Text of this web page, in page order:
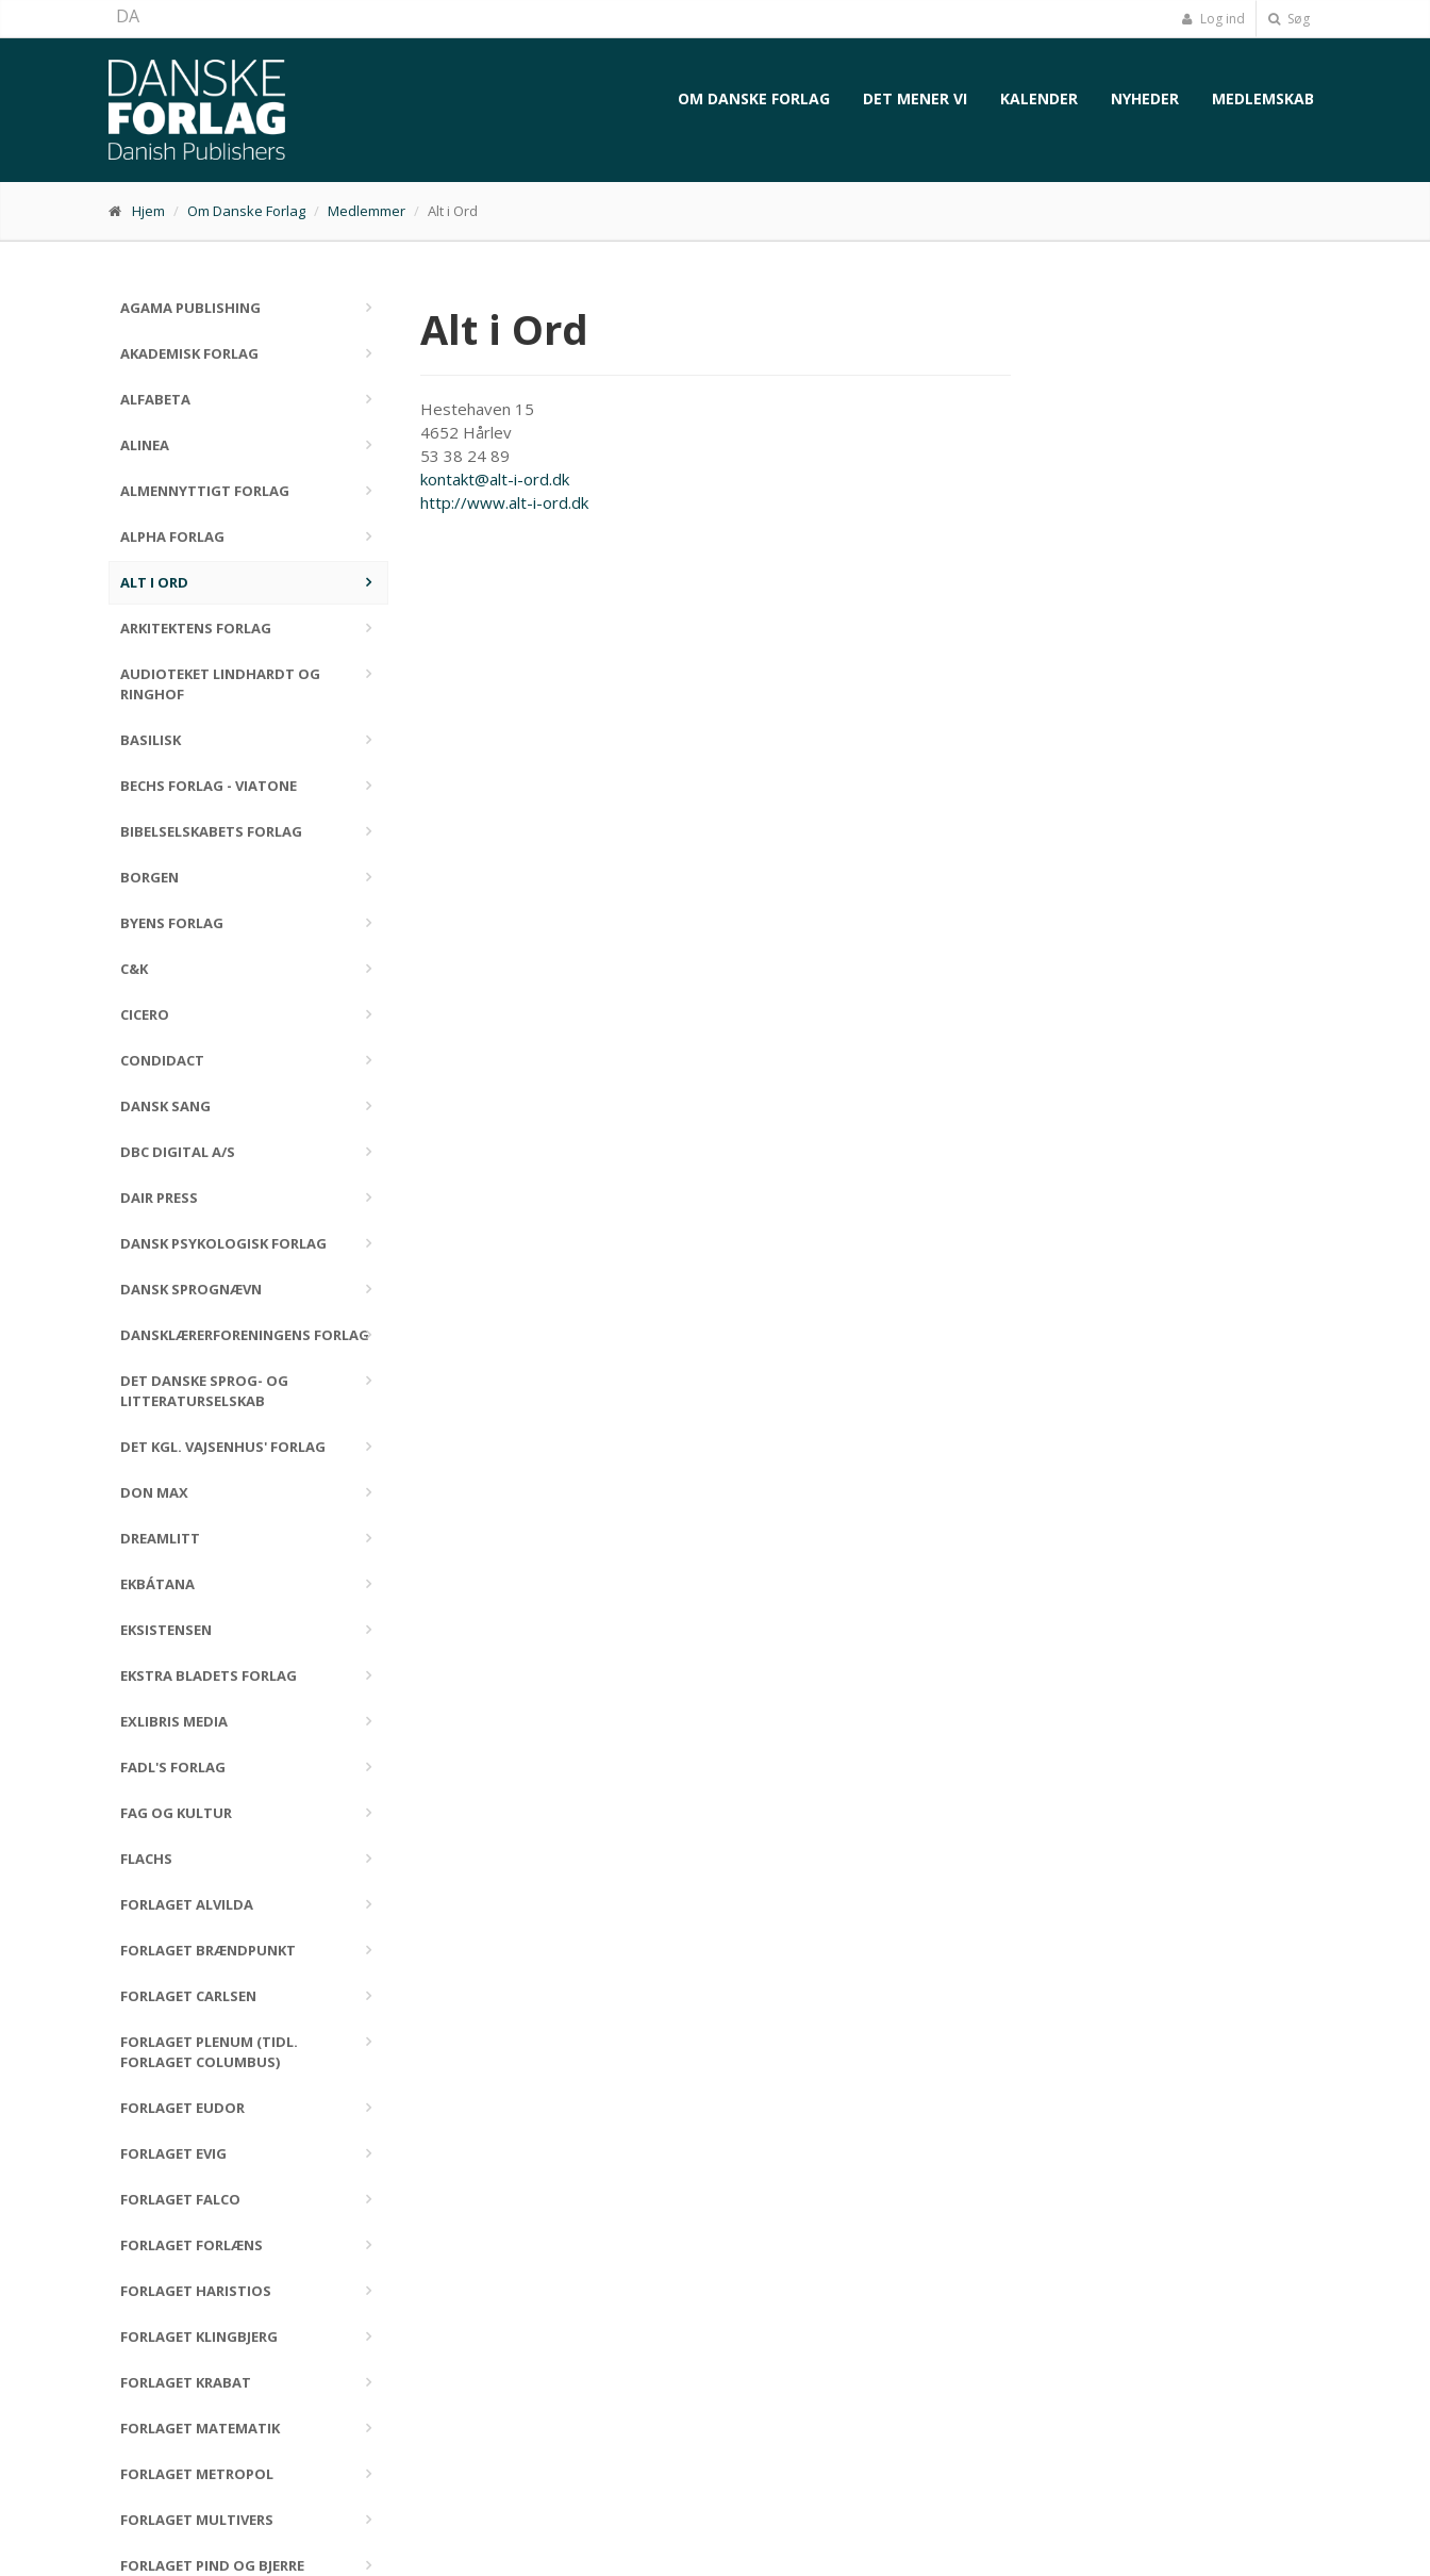
DA Log ind Søg
OM DANSKE FORLAG DET MENER VI KALENDER NYHEDER MEDLEMSKAB
Hjem Om Danske Forlag Medlemmer Alt i Ord
AGAMA PUBLISHING
AKADEMISK FORLAG
ALFABETA
ALINEA
ALMENNYTTIGT FORLAG
ALPHA FORLAG
ALT I ORD
ARKITEKTENS FORLAG
AUDIOTEKET LINDHARDT OG
RINGHOF
BASILISK
BECHS FORLAG - VIATONE
BIBELSELSKABETS FORLAG
BORGEN
BYENS FORLAG
C&K
CICERO
CONDIDACT
DANSK SANG
DBC DIGITAL A/S
DAIR PRESS
DANSK PSYKOLOGISK FORLAG
DANSK SPROGNÆVN
DANSKLÆRERFORENINGENS FORLAG
DET DANSKE SPROG- OG
LITTERATURSELSKAB
DET KGL. VAJSENHUS' FORLAG
DON MAX
DREAMLITT
EKBÁTANA
EKSISTENSEN
EKSTRA BLADETS FORLAG
EXLIBRIS MEDIA
FADL'S FORLAG
FAG OG KULTUR
FLACHS
FORLAGET ALVILDA
FORLAGET BRÆNDPUNKT
FORLAGET CARLSEN
FORLAGET PLENUM (TIDL.
FORLAGET COLUMBUS)
FORLAGET EUDOR
FORLAGET EVIG
FORLAGET FALCO
FORLAGET FORLÆNS
FORLAGET HARISTIOS
FORLAGET KLINGBJERG
FORLAGET KRABAT
FORLAGET MATEMATIK
FORLAGET METROPOL
FORLAGET MULTIVERS
FORLAGET PIND OG BJERRE
Alt i Ord
Hestehaven 15
4652 Hårlev
53 38 24 89
kontakt@alt-i-ord.dk
http://www.alt-i-ord.dk